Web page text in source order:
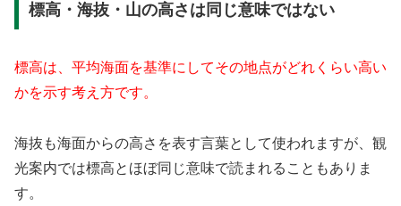
標高・海抜・山の高さは同じ意味ではない
標高は、平均海面を基準にしてその地点がどれくらい高い
かを示す考え方です。
海抜も海面からの高さを表す言葉として使われますが、観
光案内では標高とほぼ同じ意味で読まれることもありま
す。